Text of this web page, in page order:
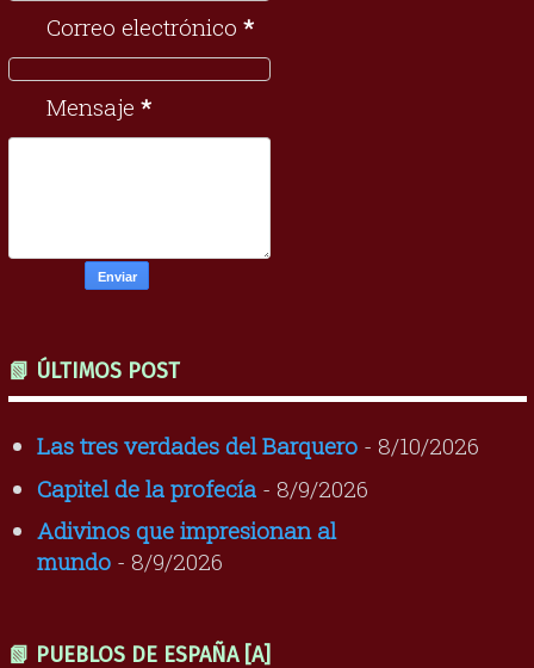
Correo electrónico *
Mensaje *
📗 ÚLTIMOS POST
Las tres verdades del Barquero- 8/10/2026
Capitel de la profecía- 8/9/2026
Adivinos que impresionan al
mundo- 8/9/2026
📗 PUEBLOS DE ESPAÑA [A]